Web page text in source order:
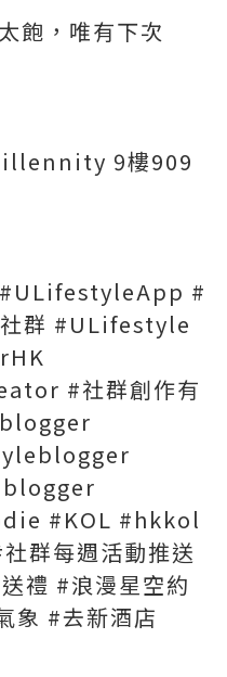
飽，唯有下次
9樓909
#
群 #ULifestyle
#社群創作有
#KOL #hkkol
群每週活動推送
禮 #浪漫星空約
象 #去新酒店